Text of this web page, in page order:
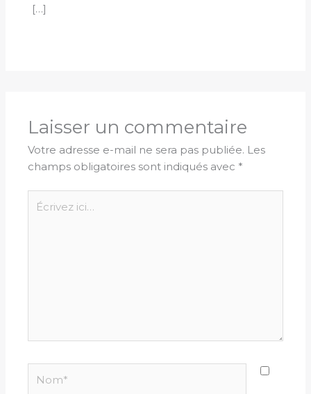
[…]
Laisser un commentaire
Votre adresse e-mail ne sera pas publiée. Les
champs obligatoires sont indiqués avec *
Écrivez
ici…